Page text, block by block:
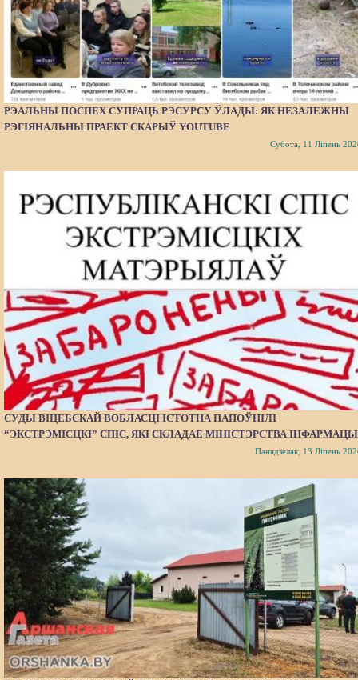
РЭАЛЬНЫ ПОСПЕХ СУПРАЦЬ РЭСУРСУ ЎЛАДЫ: ЯК НЕЗАЛЕЖНЫ
РЭГІЯНАЛЬНЫ ПРАЕКТ СКАРЫЎ YOUTUBE
Субота, 11 Ліпень
СУДЫ ВІЦЕБСКАЙ ВОБЛАСЦІ ІСТОТНА ПАПОЎНІЛІ
“ЭКСТРЭМІСЦКІ” СПІС, ЯКІ СКЛАДАЕ МІНІСТЭРСТВА
Панядзелак, 13 Ліпень